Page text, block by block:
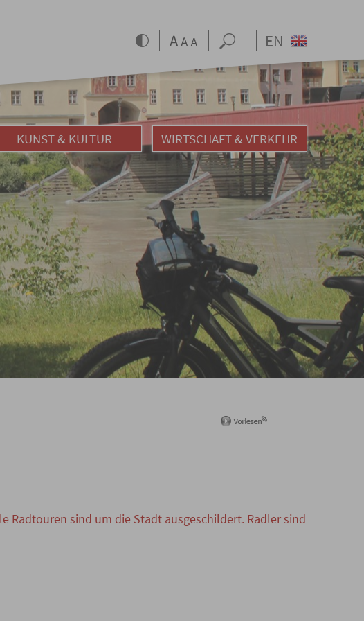
EN
KUNST & KULTUR WIRTSCHAFT & VERKEHR
Radtouren sind um die Stadt ausgeschildert. Radler sind